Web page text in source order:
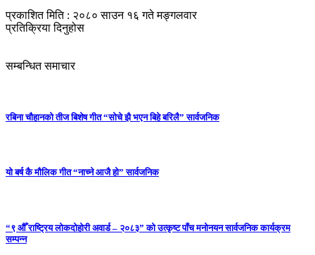
प्रकाशित मिति : २०८० साउन १६ गते मङ्गलवार
प्रतिक्रिया दिनुहोस
सम्बन्धित समाचार
रबिना चौहानको तीज बिशेष गीत “सोचे झै भएन बिहे बरिलै” सार्वजनिक
यो बर्ष कै मौलिक गीत “नाच्ने आजै हो” सार्वजनिक
“९ औँ राष्ट्रिय लोकदोहोरी अवार्ड – २०८३” को उत्कृष्ट पाँच मनोनयन सार्वजनिक कार्यक्रम
सम्पन्न